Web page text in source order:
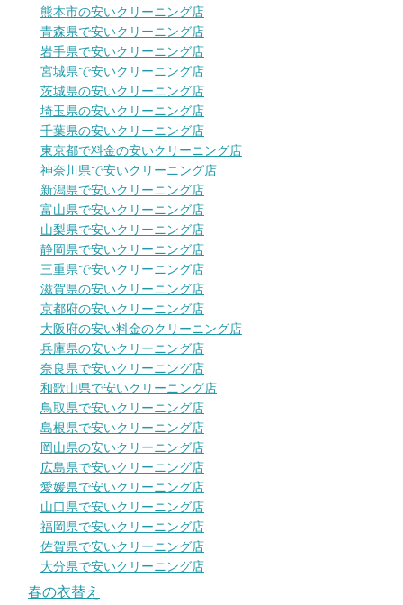
熊本市の安いクリーニング店
青森県で安いクリーニング店
岩手県で安いクリーニング店
宮城県で安いクリーニング店
茨城県の安いクリーニング店
埼玉県の安いクリーニング店
千葉県の安いクリーニング店
東京都で料金の安いクリーニング店
神奈川県で安いクリーニング店
新潟県で安いクリーニング店
富山県で安いクリーニング店
山梨県で安いクリーニング店
静岡県で安いクリーニング店
三重県で安いクリーニング店
滋賀県の安いクリーニング店
京都府の安いクリーニング店
大阪府の安い料金のクリーニング店
兵庫県の安いクリーニング店
奈良県で安いクリーニング店
和歌山県で安いクリーニング店
鳥取県で安いクリーニング店
島根県で安いクリーニング店
岡山県の安いクリーニング店
広島県で安いクリーニング店
愛媛県で安いクリーニング店
山口県で安いクリーニング店
福岡県で安いクリーニング店
佐賀県で安いクリーニング店
大分県で安いクリーニング店
春の衣替え